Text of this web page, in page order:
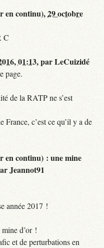
en continu),29 octobre
C
01:13,parLeCuizidé
page.
de la RATP ne s’est
France, c’est ce qu’il y a de
en continu) : une mine
Jeannot91
année 2017 !
d’or !
et de perturbations en